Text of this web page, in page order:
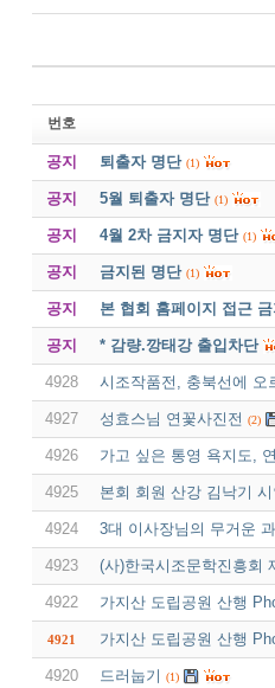
번호
공지 퇴출자 명단 (1)
공지 5월 퇴출자 명단 (1)
공지 4월 2차 금지자 명단 (1)
공지 금지된 명단 (1)
공지 본 협회 홈페이지 접근
공지 * 감량.깡태강 출입차단
4928 시조작품전, 충북선에 오
4927 성효스님 연꽃사진전 (2)
4926 가고 싶은 통영 욕지도,
4925 본회 회원 산강 김낙기
4924 3대 이사장님의 무거운
4923 (사)한국시조문학진흥회
4922 가지산 도립공원 산행
4921 가지산 도립공원 산행
4920 드러눕기 (1)